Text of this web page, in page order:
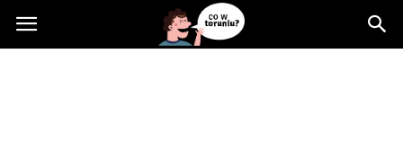
Cowtoruniu.pl